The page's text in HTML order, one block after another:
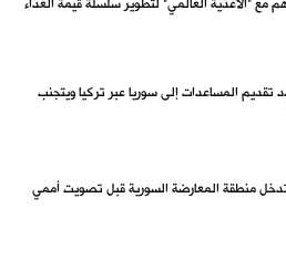
المساعدات إلى سوريا عبر تركيا ويتجنب
منطقة المعارضة السورية قبل تصويت أممي